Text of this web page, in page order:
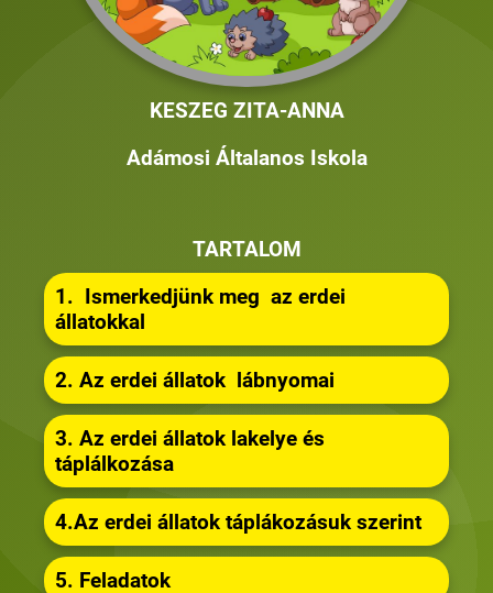
KESZEG ZITA-ANNA
Adámosi Általanos Iskola
TARTALOM
1. Ismerkedjünk meg az erdei
állatokkal
2. Az erdei állatok lábnyomai
3. Az erdei állatok lakelye és
táplálkozása
4.Az erdei állatok táplákozásuk szerint
5. Feladatok